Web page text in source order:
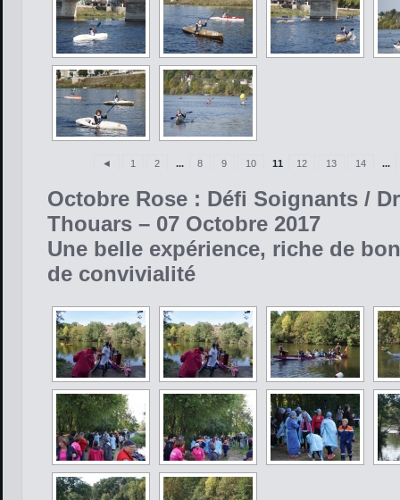
◄ 1 2 ... 8 9 10 11 12 13 14 ...
Octobre Rose : Défi Soignants /
Thouars – 07 Octobre 2017
Une belle expérience, riche de
de convivialité